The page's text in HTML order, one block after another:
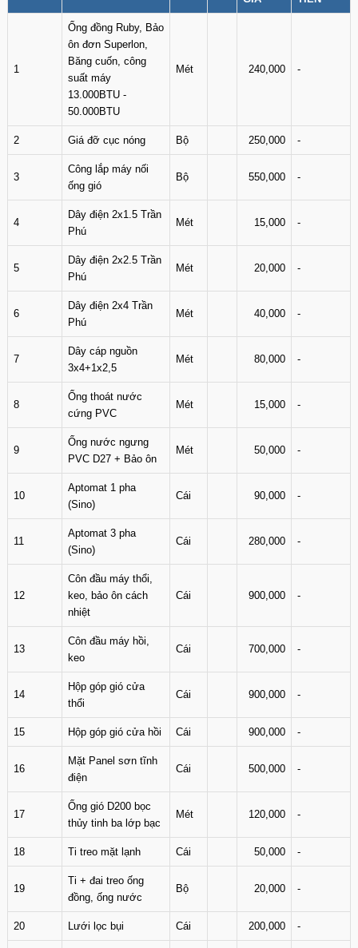
1
Ống đồng Ruby, Bảo
ôn đơn Superlon,
Băng cuốn, công
suất máy
13.000BTU -
50.000BTU
Mét 240,000 -
2 Giá đỡ cục nóng Bộ 250,000 -
3
Công lắp máy nối
ống gió
Bộ 550,000 -
4
Dây điện 2x1.5 Trần
Phú
Mét 15,000 -
5
Dây điện 2x2.5 Trần
Phú
Mét 20,000 -
6
Dây điện 2x4 Trần
Phú
Mét 40,000 -
7
Dây cáp nguồn
3x4+1x2,5
Mét 80,000 -
8
Ống thoát nước
cứng PVC
Mét 15,000 -
9
Ống nước ngưng
PVC D27 + Bảo ôn
Mét 50,000 -
10
Aptomat 1 pha
(Sino)
Cái 90,000 -
11
Aptomat 3 pha
(Sino)
Cái 280,000 -
12
Côn đầu máy thổi,
keo, bảo ôn cách
nhiệt
Cái 900,000 -
13
Côn đầu máy hồi,
keo
Cái 700,000 -
14
Hộp góp gió cửa
thổi
Cái 900,000 -
15 Hộp góp gió cửa hồi Cái 900,000 -
16
Mặt Panel sơn tĩnh
điện
Cái 500,000 -
17
Ống gió D200 bọc
thủy tinh ba lớp bạc
Mét 120,000 -
18 Ti treo mặt lạnh Cái 50,000 -
19
Ti + đai treo ống
đồng, ống nước
Bộ 20,000 -
20 Lưới lọc bụi Cái 200,000 -